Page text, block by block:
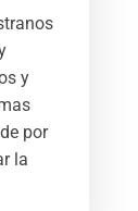
y
por
la